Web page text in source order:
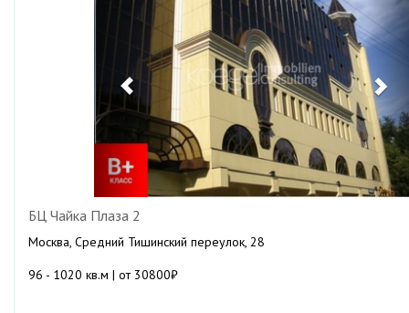
БЦ Чайка Плаза 2
Москва, Средний Тишинский переулок, 28
96 - 1020 кв.м | от 30800₽